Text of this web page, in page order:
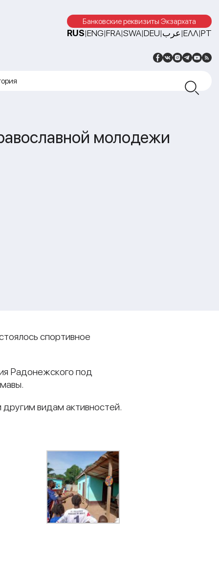
Банковские реквизиты Экзархата
RUS|ENG|FRA|SWA|DEU|عرب|ΕΛΛ|PT
молодежи
спортивное
Радонежского под
видам активностей.